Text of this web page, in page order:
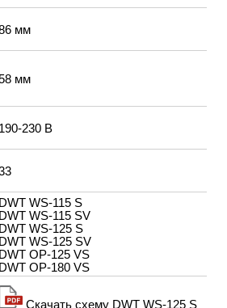
мм
мм
190-230 B
DWT WS-115 S
DWT WS-115 SV
DWT WS-125 S
DWT WS-125 SV
DWT OP-125 VS
DWT OP-180 VS
Скачать схему DWT WS-125 S